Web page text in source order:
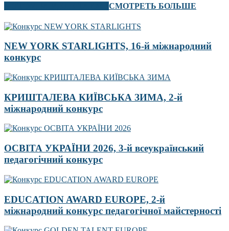
СМОТРЕТЬ БОЛЬШЕ
NEW YORK STARLIGHTS, 16-й міжнародний
конкурс
КРИШТАЛЕВА КИЇВСЬКА ЗИМА, 2-й
міжнародний конкурс
ОСВІТА УКРАЇНИ 2026, 3-й всеукраїнський
педагогічний конкурс
EDUCATION AWARD EUROPE, 2-й
міжнародний конкурс педагогічної майстерності